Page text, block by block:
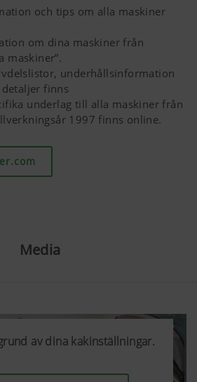
relevant innehåll på vår
de sociala medierna. Därför
(även kakor) från
Därmed skräddarsys och
ditt
syfte
YouTube-filmer till vår
då YouTubes utökade
support.google.com/
www.google.de/intl/de/
och tips om alla maskiner
om dina maskiner från
maskiner”.
underhållsinformation
finns
underlag till alla maskiner från
1997 finns online.
Media
av dina kakinställningar.
av dina kakinställningar.
av dina kakinställningar.